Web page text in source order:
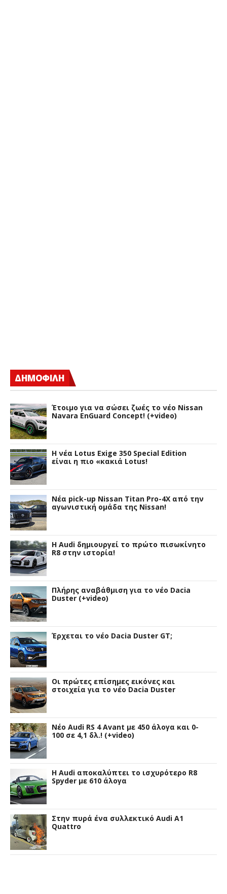
ΔΗΜΟΦΙΛΗ
Έτοιμο για να σώσει ζωές το νέο Nissan
Navara EnGuard Concept! (+video)
H νέα Lotus Exige 350 Special Edition
είναι η πιο «κακιά Lotus!
Νέα pick-up Nissan Titan Pro-4X από την
αγωνιστική ομάδα της Nissan!
Η Audi δημιουργεί το πρώτο πισωκίνητο
R8 στην ιστορία!
Πλήρης αναβάθμιση για το νέο Dacia
Duster (+video)
Έρχεται το νέο Dacia Duster GT;
Οι πρώτες επίσημες εικόνες και
στοιχεία για το νέο Dacia Duster
Νέο Audi RS 4 Avant με 450 άλογα και 0-
100 σε 4,1 δλ.! (+video)
Η Audi αποκαλύπτει το ισχυρότερο R8
Spyder με 610 άλογα
Στην πυρά ένα συλλεκτικό Audi A1
Quattro